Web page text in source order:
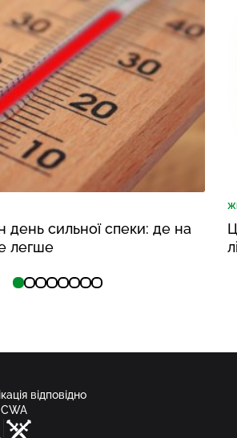
сильної спеки: де на
легше
відповідно